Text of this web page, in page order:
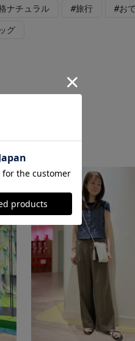
ナチュラル #旅行 #お
グ